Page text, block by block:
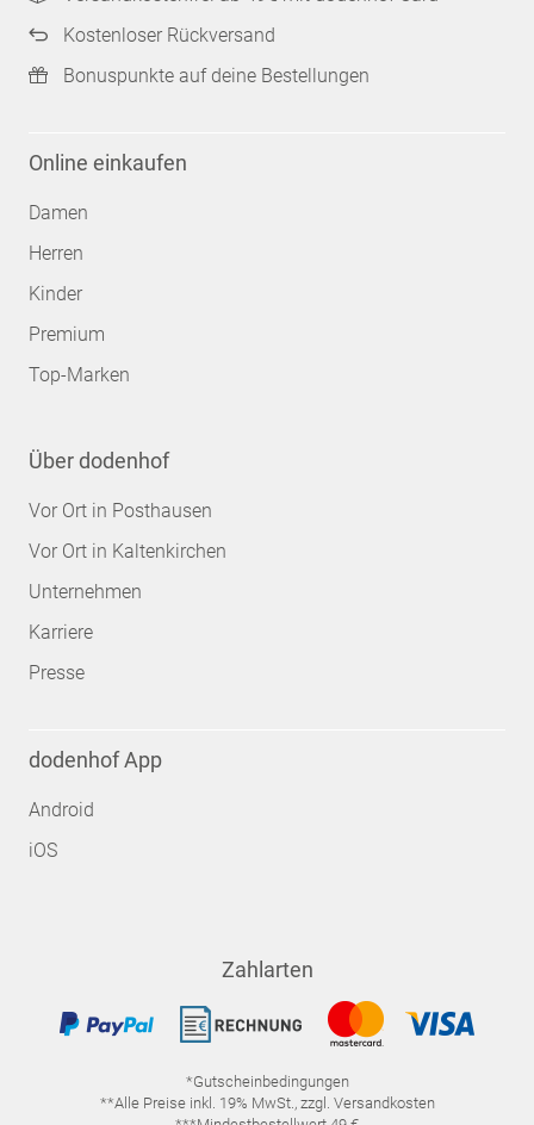
Kostenloser Rückversand
Bonuspunkte auf deine Bestellungen
Online einkaufen
Damen
Herren
Kinder
Premium
Top-Marken
Über dodenhof
Vor Ort in Posthausen
Vor Ort in Kaltenkirchen
Unternehmen
Karriere
Presse
dodenhof App
Android
iOS
Zahlarten
*Gutscheinbedingungen
**Alle Preise inkl. 19% MwSt., zzgl. Versandkosten